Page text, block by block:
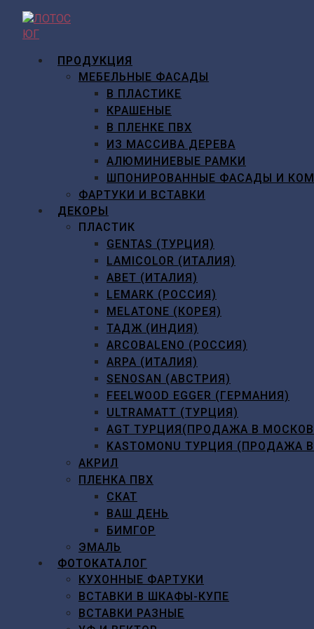
Перейти
содержимому
ПРОДУКЦИЯ
МЕБЕЛЬНЫЕ ФАСАДЫ
В ПЛАСТИКЕ
КРАШЕНЫЕ
В ПЛЕНКЕ ПВХ
ИЗ МАССИВА ДЕРЕВА
АЛЮМИНИЕВЫЕ РАМКИ
ШПОНИРОВАННЫЕ ФАСАДЫ И
ФАРТУКИ И ВСТАВКИ
ДЕКОРЫ
ПЛАСТИК
GENTAS (ТУРЦИЯ)
LAMICOLOR (ИТАЛИЯ)
ABET (ИТАЛИЯ)
LEMARK (РОССИЯ)
MELATONE (КОРЕЯ)
ТАДЖ (ИНДИЯ)
ARCOBALENO (РОССИЯ)
ARPA (ИТАЛИЯ)
SENOSAN (АВСТРИЯ)
FEELWOOD EGGER (ГЕРМАНИЯ)
ULTRAMATT (ТУРЦИЯ)
AGT ТУРЦИЯ(ПРОДАЖА В
KASTOMONU ТУРЦИЯ
АКРИЛ
ПЛЕНКА ПВХ
СКАТ
ВАШ ДЕНЬ
БИМГОР
ЭМАЛЬ
ФОТОКАТАЛОГ
КУХОННЫЕ ФАРТУКИ
ВСТАВКИ В ШКАФЫ-КУПЕ
ВСТАВКИ РАЗНЫЕ